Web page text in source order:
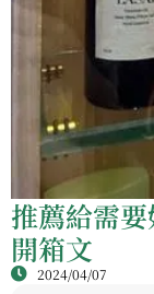
推薦給需
開箱文
2024/04/07